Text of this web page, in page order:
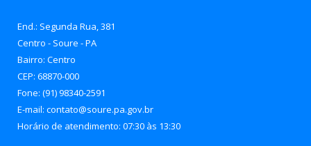
End.: Segunda Rua, 381
Centro - Soure - PA
Bairro: Centro
CEP: 68870-000
Fone: (91) 98340-2591
E-mail: contato@soure.pa.gov.br
Horário de atendimento: 07:30 às 13:30